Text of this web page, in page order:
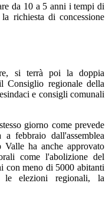
da 10 a 5 anni i tempi di
richiesta di concessione
si terrà poi la doppia
Consiglio regionale della
e consigli comunali
giorno come prevede
febbraio dall'assemblea
Valle ha anche approvato
come l'abolizione del
con meno di 5000 abitanti
elezioni regionali, la